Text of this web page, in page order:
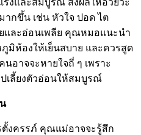
ากขึ้น เช่น หัวใจ ปอด ไต
และอ่อนเพลีย คุณหมอแนะนำ
มิห้องให้เย็นสบาย และควรสูด
อาจจะหายใจถี่ ๆ เพราะ
ปเลี้ยงตัวอ่อนให้สมบูรณ์
ตั้งครรภ์ คุณแม่อาจจะรู้สึก